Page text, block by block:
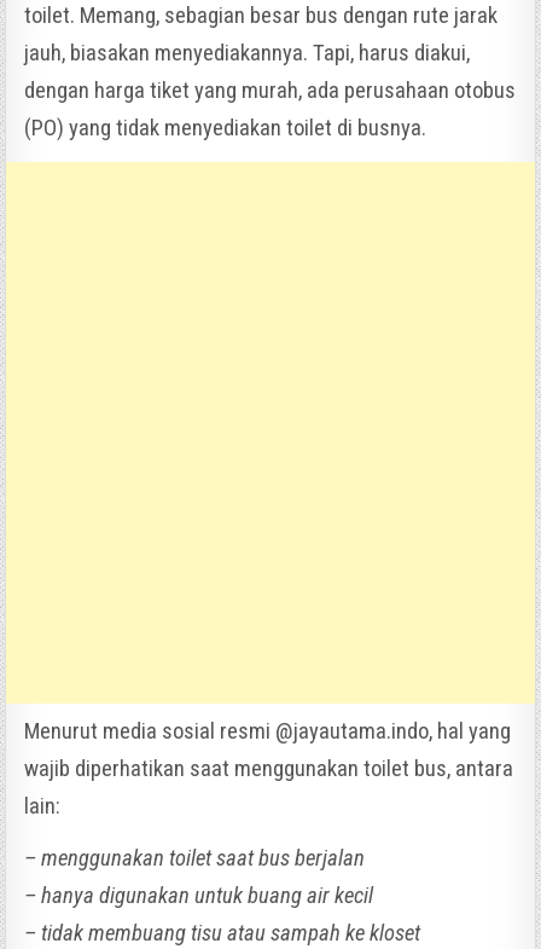
toilet. Memang, sebagian besar bus dengan rute jarak
jauh, biasakan menyediakannya. Tapi, harus diakui,
dengan harga tiket yang murah, ada perusahaan otobus
(PO) yang tidak menyediakan toilet di busnya.
Menurut media sosial resmi @jayautama.indo, hal yang
wajib diperhatikan saat menggunakan toilet bus, antara
lain:
– menggunakan toilet saat bus berjalan
– hanya digunakan untuk buang air kecil
– tidak membuang tisu atau sampah ke kloset